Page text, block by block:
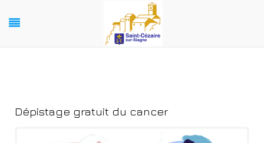
Dépistage gratuit du cancer